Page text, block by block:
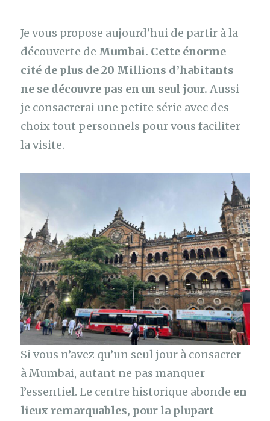
Je vous propose aujourd’hui de partir à la
découverte de Mumbai. Cette énorme
cité de plus de 20 Millions d’habitants
ne se découvre pas en un seul jour. Aussi
je consacrerai une petite série avec des
choix tout personnels pour vous faciliter
la visite.
Si vous n’avez qu’un seul jour à consacrer
à Mumbai, autant ne pas manquer
l’essentiel. Le centre historique abonde en
lieux remarquables, pour la plupart